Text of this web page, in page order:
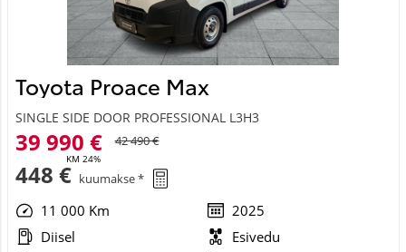
Toyota Proace Max
SINGLE SIDE DOOR PROFESSIONAL L3H3
39 990 €
KM 24%
42 490 €
448 € kuumakse *
11 000 Km
2025
Diisel
Esivedu